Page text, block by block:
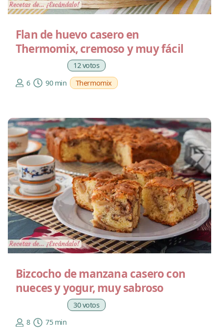
Flan de huevo casero en
Thermomix, cremoso y muy fácil
12 votos
6
90 min Thermomix
Bizcocho de manzana casero con
nueces y yogur, muy sabroso
30 votos
8
75 min